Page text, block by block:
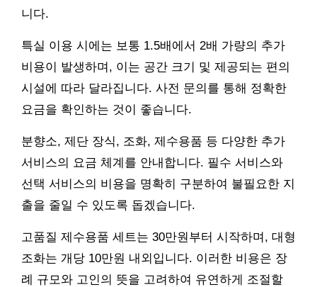
니다.
특실 이용 시에는 보통 1.5배에서 2배 가량의 추가
비용이 발생하며, 이는 공간 크기 및 제공되는 편의
시설에 따라 달라집니다. 사전 문의를 통해 정확한
요금을 확인하는 것이 좋습니다.
분향소, 제단 장식, 조화, 제수용품 등 다양한 추가
서비스의 요금 체계를 안내합니다. 필수 서비스와
선택 서비스의 비용을 명확히 구분하여 불필요한 지
출을 줄일 수 있도록 돕겠습니다.
고품질 제수용품 세트는 30만원부터 시작하며, 대형
조화는 개당 10만원 내외입니다. 이러한 비용은 장
례 규모와 고인의 뜻을 고려하여 유연하게 조절할